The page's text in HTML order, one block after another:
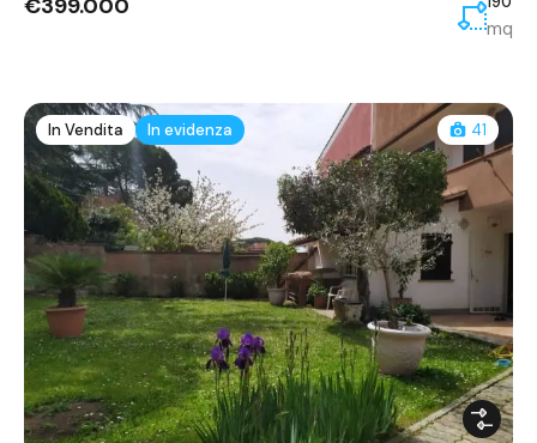
mq
In Vendita In evidenza 41